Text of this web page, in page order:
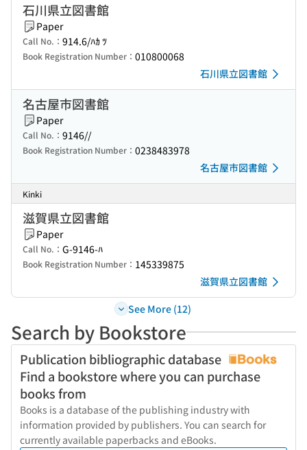
石川県立図書館
Paper
Call No.： 914.6/ﾊｶ ﾂ
Book Registration Number： 010800068
石川県立図書館
名古屋市図書館
Paper
Call No.： 9146//
Book Registration Number： 0238483978
名古屋市図書館
Kinki
滋賀県立図書館
Paper
Call No.： G-9146-ﾊ
Book Registration Number： 145339875
滋賀県立図書館
See More (12)
Search by Bookstore
Publication bibliographic database
Find a bookstore where you can purchase
books from
Books is a database of the publishing industry with
information provided by publishers. You can search for
currently available paperbacks and eBooks.